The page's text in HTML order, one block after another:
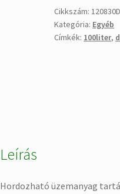
Cikkszám:
Kategória: Egyéb
Címkék: 100liter,
Leírás
Hordozható üzemanyag